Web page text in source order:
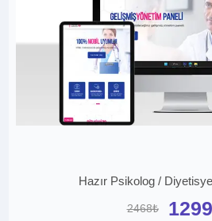
Hazır Psikolog /
2468₺